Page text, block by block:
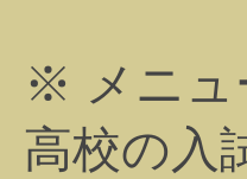
※ メニュ
高校の入